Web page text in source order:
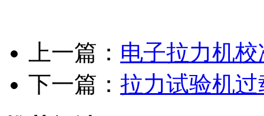
上一篇： 电子拉力机
下一篇： 拉力试验机